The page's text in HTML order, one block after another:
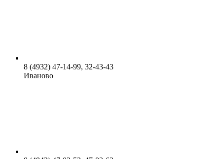
8 (4932) 47-14-99, 32-43-43
Иваново